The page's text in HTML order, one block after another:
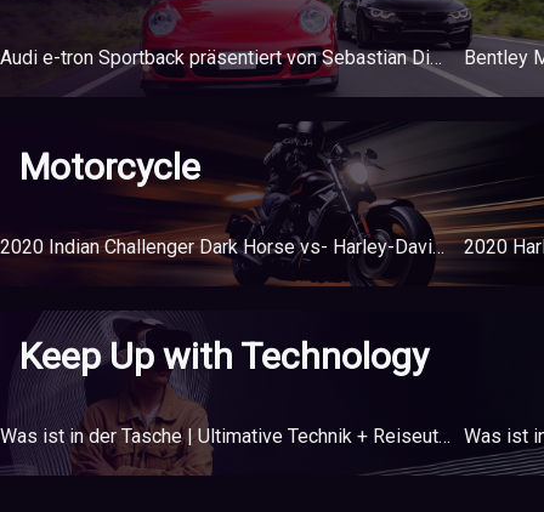
Audi e-tron Sportback präsentiert von Sebastian Dingert, Projektleiter Bentley
Motorcycle
2020 Indian Challenger Dark Horse vs- Harley-Davidson Road Glide Special
Keep Up with Technology
Was ist in der Tasche | Ultimative Technik + Reiseutensilien